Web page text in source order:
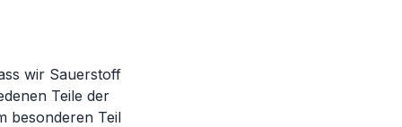
wir Sauerstoff
Teile der
besonderen Teil